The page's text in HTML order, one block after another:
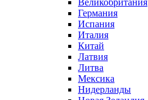
Великобритания
Германия
Испания
Италия
Китай
Латвия
Литва
Мексика
Нидерланды